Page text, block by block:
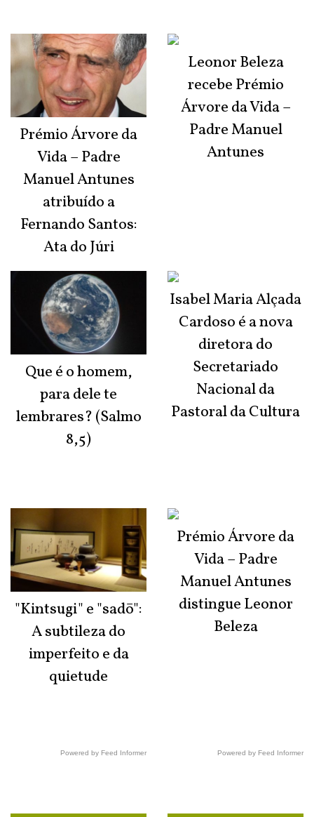
Prémio Árvore da
Vida – Padre
Manuel Antunes
atribuído a
Fernando Santos:
Ata do Júri
Que é o homem,
para dele te
lembrares? (Salmo
8,5)
"Kintsugi" e "sadō":
A subtileza do
imperfeito e da
quietude
Powered by Feed Informer
Leonor Beleza
recebe Prémio
Árvore da Vida –
Padre Manuel
Antunes
Isabel Maria Alçada
Cardoso é a nova
diretora do
Secretariado
Nacional da
Pastoral da Cultura
Prémio Árvore da
Vida – Padre
Manuel Antunes
distingue Leonor
Beleza
Powered by Feed Informer